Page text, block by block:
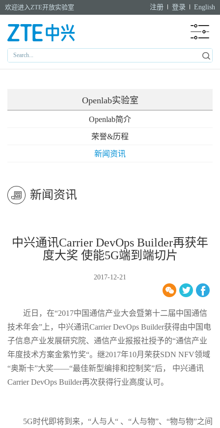
欢迎进入ZTE开放实验室 注册 登录 English
Openlab实验室
Openlab简介
荣誉&历程
新闻资讯
新闻资讯
中兴通讯Carrier DevOps Builder再获年
度大奖 使能5G端到端切片
2017-12-21
近日，在“2017中国通信产业大会暨第十二届中国通信
技术年会”上，中兴通讯Carrier DevOps Builder获得由中国电
子信息产业发展研究院、通信产业报报社授予的“通信产业
年度技术方案金紫竹奖“。继2017年10月荣获SDN NFV领域
“奥斯卡”大奖——“最佳新型编排和控制奖”后， 中兴通讯
Carrier DevOps Builder再次获得行业高度认可。
5G时代即将到来，“人与人“ 、“人与物”、“物与物”之间